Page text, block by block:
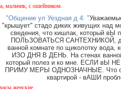
"Общение ул Уездная д 4: "
"крышует" стадо диких живущих над
сведения, что кишлак, который вЫ
ПОЛЬЗОВАТЬСЯ САНТЕХНИКОЙ,
ванной комнате по щиколотку вода,
ИЗО ДНЯ В ДЕНЬ. На стенах ванной
который полез и ко мне. ЕСЛИ
ПРИМУ МЕРЫ ОДНОЗНАЧНЫЕ. Что
квартирой - вАШИ